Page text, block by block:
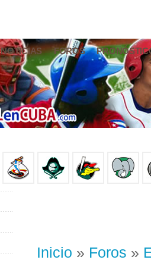
NOTICIAS FOROS
Inicio » Foros »